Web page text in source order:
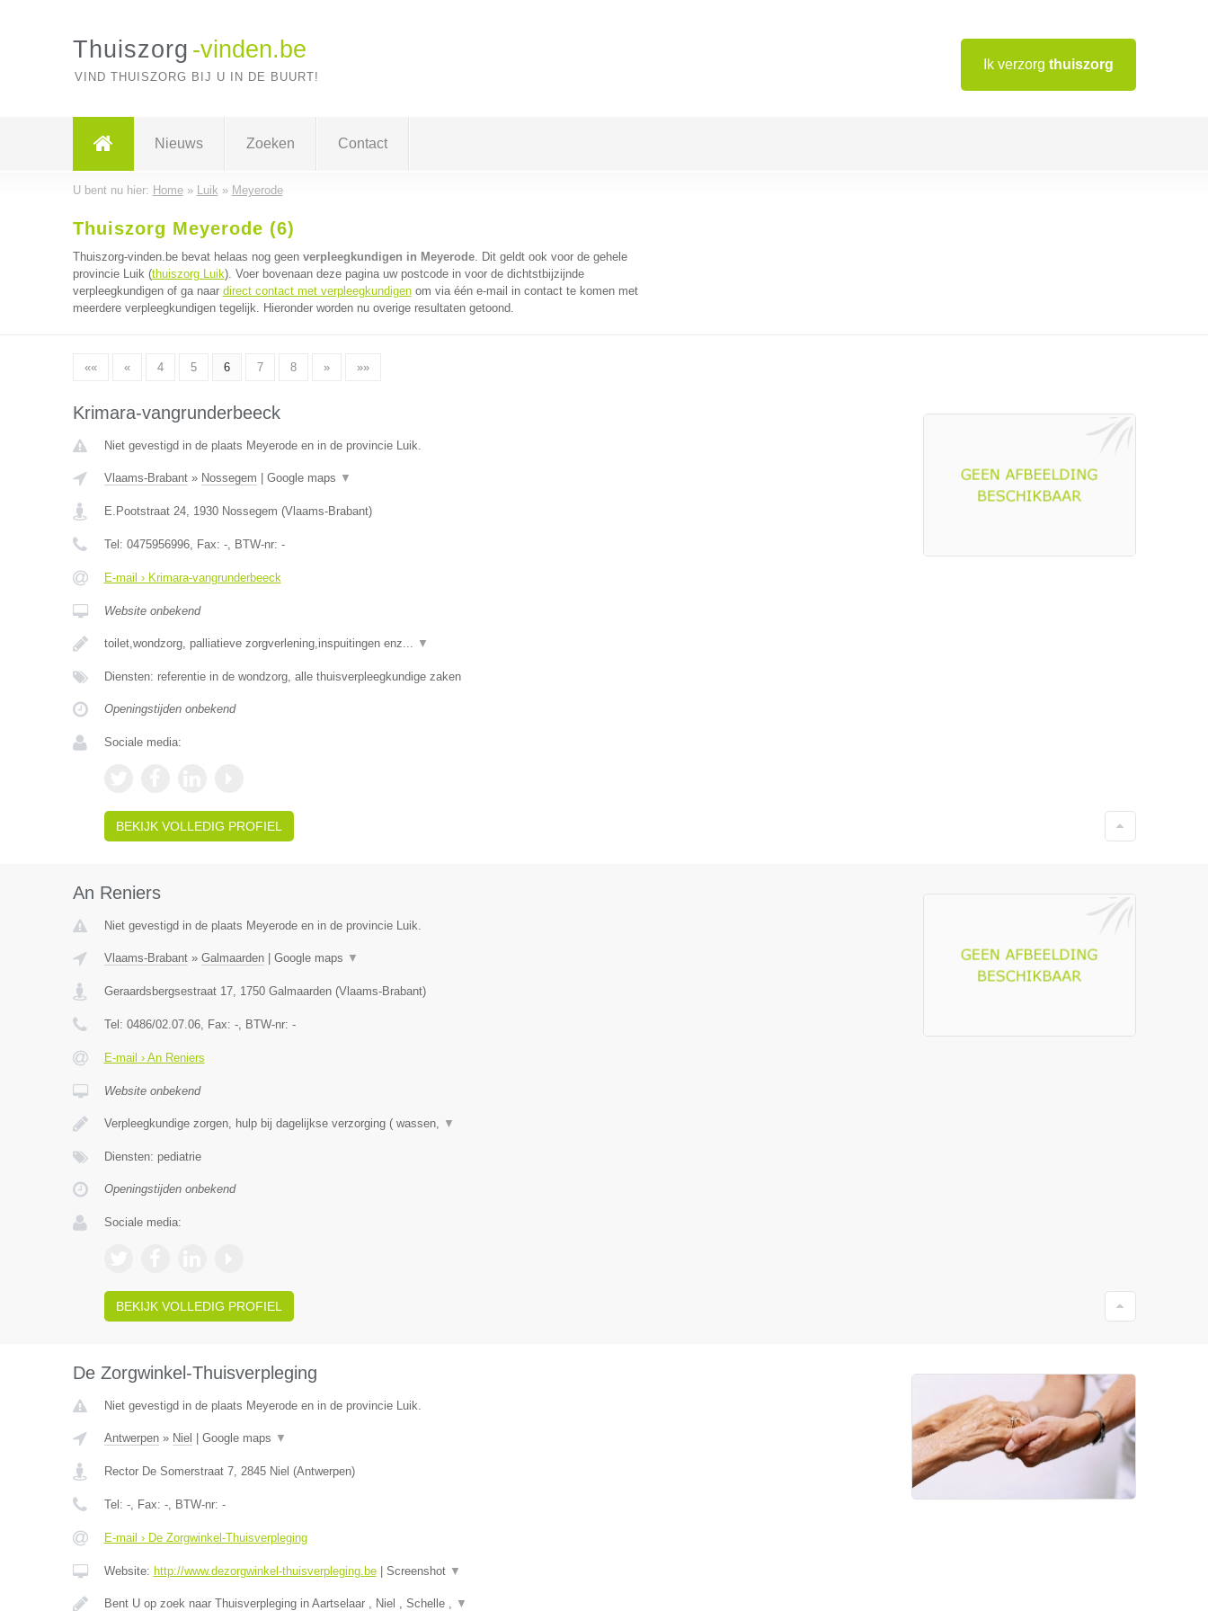
Ik verzorg thuiszorg
Thuiszorg -vinden.be
VIND THUISZORG BIJ U IN DE BUURT!
Nieuws Zoeken Contact
U bent nu hier: Home» Luik » Meyerode
Thuiszorg Meyerode (6)
Thuiszorg-vinden.be bevat helaas nog geen verpleegkundigen in Meyerode. Dit geldt ook voor de gehele
provincie Luik (thuiszorg Luik). Voer bovenaan deze pagina uw postcode in voor de dichtstbijzijnde
verpleegkundigen of ga naar direct contact met verpleegkundigenom via één e-mail in contact te komen met
meerdere verpleegkundigen tegelijk. Hieronder worden nu overige resultaten getoond.
«« « 4 5 6 7 8 » »»
Krimara-vangrunderbeeck
Niet gevestigd in de plaats Meyerode en in de provincie Luik.
Vlaams-Brabant» Nossegem Google maps ▼
E.Pootstraat 24, 1930 Nossegem (Vlaams-Brabant)
Tel: 0475956996, Fax: -, BTW-nr: -
E-mail › Krimara-vangrunderbeeck
Website onbekend
toilet,wondzorg, palliatieve zorgverlening,inspuitingen enz... ▼
Diensten: referentie in de wondzorg, alle thuisverpleegkundige zaken
Openingstijden onbekend
Sociale media:
BEKIJK VOLLEDIG PROFIEL
An Reniers
Niet gevestigd in de plaats Meyerode en in de provincie Luik.
Vlaams-Brabant» Galmaarden| Google maps ▼
Geraardsbergsestraat 17, 1750 Galmaarden(Vlaams-Brabant)
Tel: 0486/02.07.06, Fax: -, BTW-nr: -
E-mail › An Reniers
Website onbekend
Verpleegkundige zorgen, hulp bij dagelijkse verzorging ( wassen, ▼
Diensten: pediatrie
Openingstijden onbekend
Sociale media:
BEKIJK VOLLEDIG PROFIEL
De Zorgwinkel-Thuisverpleging
Niet gevestigd in de plaats Meyerode en in de provincie Luik.
Antwerpen» Niel Google maps ▼
Rector De Somerstraat 7, 2845 Niel (Antwerpen)
Tel: -, Fax: -, BTW-nr: -
E-mail › De Zorgwinkel-Thuisverpleging
Website: http://www.dezorgwinkel-thuisverpleging.be| Screenshot ▼
Bent U op zoek naar Thuisverpleging in Aartselaar , Niel , Schelle , ▼